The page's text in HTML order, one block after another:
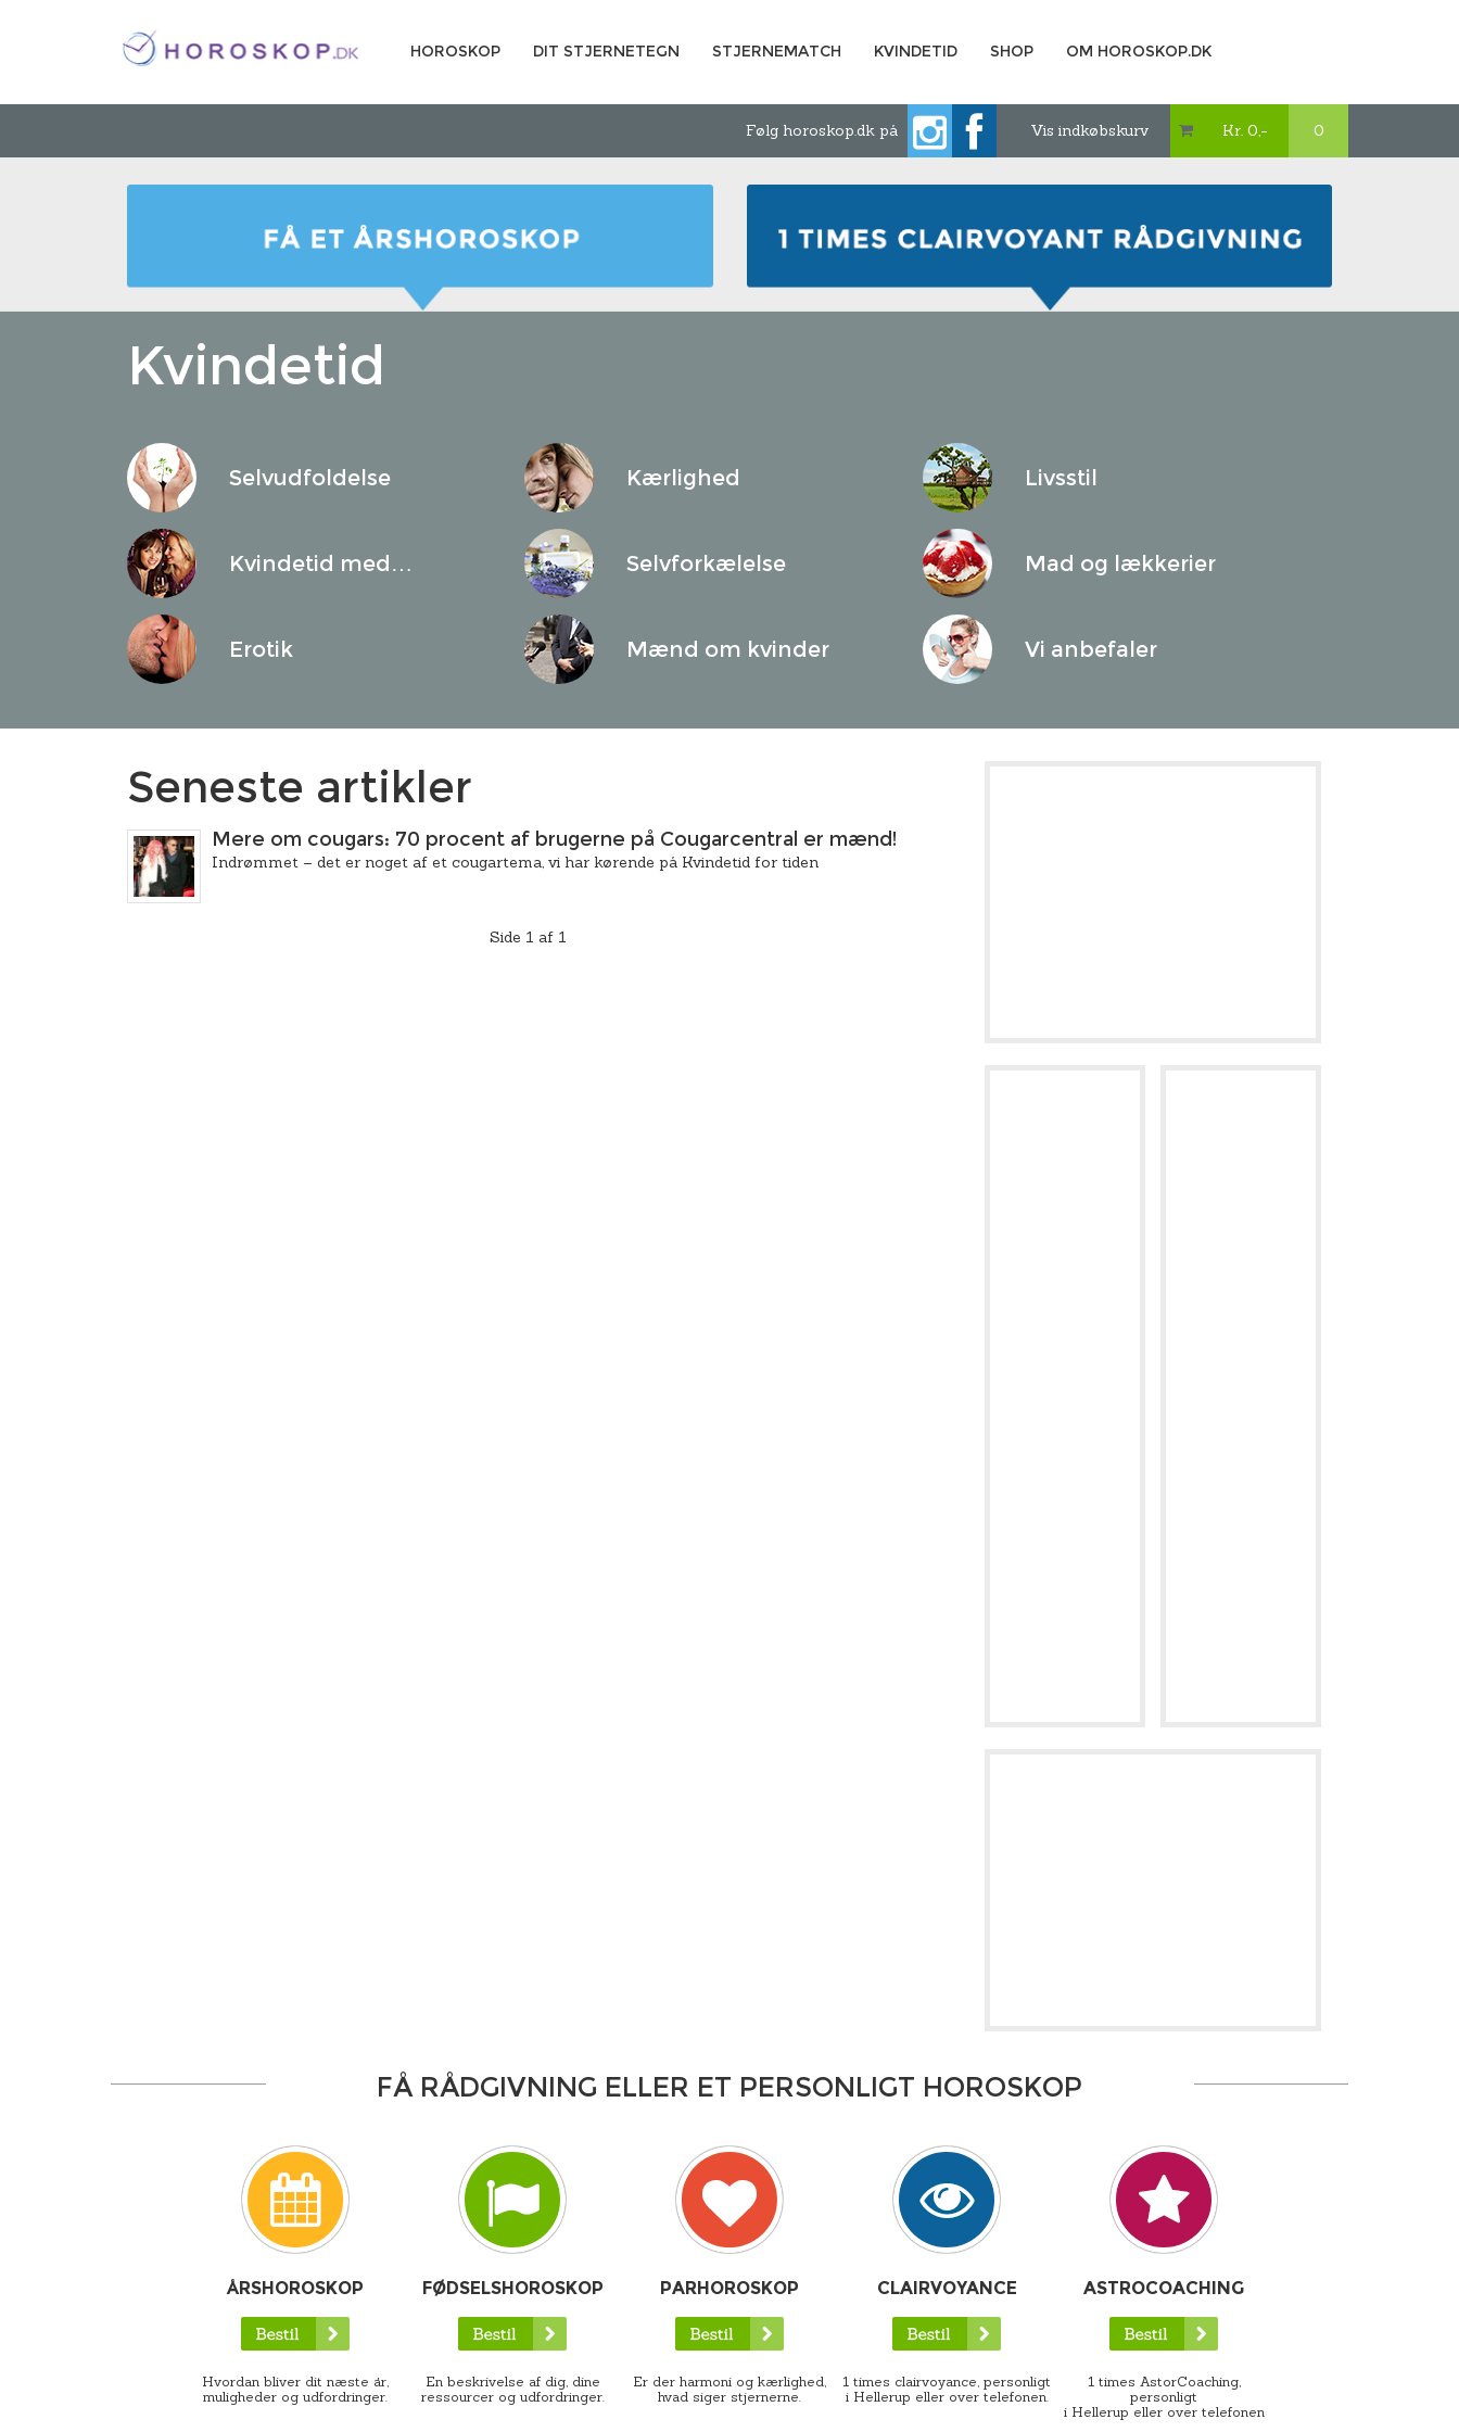
HOROSKOP DIT STJERNETEGN STJERNEMATCH KVINDETID SHOP OM HOROSKOP.DK
Følg horoskop.dk på Vis indkøbskurv  Kr. 0,- 0
Kvindetid
Selvudfoldelse Kærlighed Livsstil
Kvindetid med… Selvforkælelse Mad og lækkerier
Erotik Mænd om kvinder Vi anbefaler
Seneste artikler
Mere om cougars: 70 procent af brugerne på Cougarcentral er mænd!
Indrømmet – det er noget af et cougartema, vi har kørende på Kvindetid for tiden
Side 1 af 1
FÅ RÅDGIVNING ELLER ET PERSONLIGT HOROSKOP
ÅRSHOROSKOP
Hvordan bliver dit næste år,
muligheder og udfordringer.
FØDSELSHOROSKOP
En beskrivelse af dig, dine
ressourcer og udfordringer.
PARHOROSKOP
Er der harmoni og kærlighed,
hvad siger stjernerne.
CLAIRVOYANCE
1 times clairvoyance, personligt
i Hellerup eller over telefonen.
ASTROCOACHING
1 times AstorCoaching,
personligt
i Hellerup eller over telefonen